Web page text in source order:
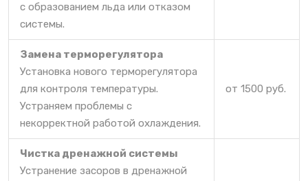
с образованием льда или отказом
системы.
Замена терморегулятора
Установка нового терморегулятора
для контроля температуры.
Устраняем проблемы с
некорректной работой охлаждения.
от 1500 руб.
Чистка дренажной системы
Устранение засоров в дренажной